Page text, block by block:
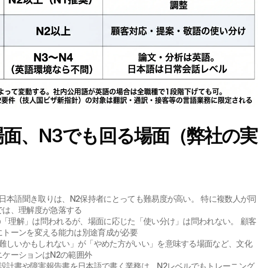
、N3でも回る場面（弊社の実
本語聞き取りは、N2保持者にとっても難易度が高い。 特に複数人が同
、理解度が急落する
理解」は問われるが、場面に応じた「使い分け」は問われない。 顧客
ーンを変える能力は別途育成が必要
しいかもしれない」が「やめた方がいい」を意味する場面など、文化
ーションはN2の範囲外
計書や障害報告書を日本語で書く業務は、N2レベルでもトレーニング